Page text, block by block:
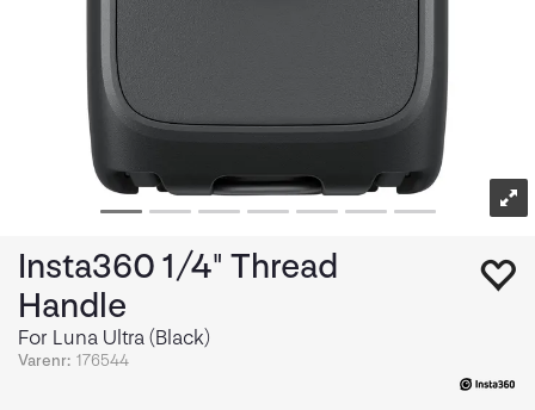
Insta360 1/4" Thread
Handle
For Luna Ultra (Black)
Varenr: 176544